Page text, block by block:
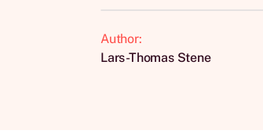
Author:
Lars-Thomas Stene